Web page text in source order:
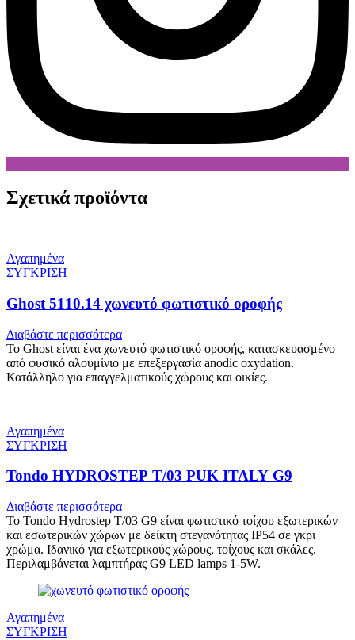
Σχετικά προϊόντα
Αγαπημένα
ΣΥΓΚΡΙΣΗ
Ghost 5110.14 χωνευτό φωτιστικό οροφής
Διαβάστε περισσότερα
Το Ghost είναι ένα χωνευτό φωτιστικό οροφής, κατασκευασμένο
από φυσικό αλουμίνιο με επεξεργασία anodic oxydation.
Κατάλληλο για επαγγελματικούς χώρους και οικίες.
Αγαπημένα
ΣΥΓΚΡΙΣΗ
Tondo HYDROSTEP T/03 PUK ITALY G9
Διαβάστε περισσότερα
Το Tondo Hydrostep T/03 G9 είναι φωτιστικό τοίχου εξωτερικών
και εσωτερικών χώρων με δείκτη στεγανότητας IP54 σε γκρι
χρώμα. Ιδανικό για εξωτερικούς χώρους, τοίχους και σκάλες.
Περιλαμβάνεται λαμπτήρας G9 LED lamps 1-5W.
Αγαπημένα
ΣΥΓΚΡΙΣΗ